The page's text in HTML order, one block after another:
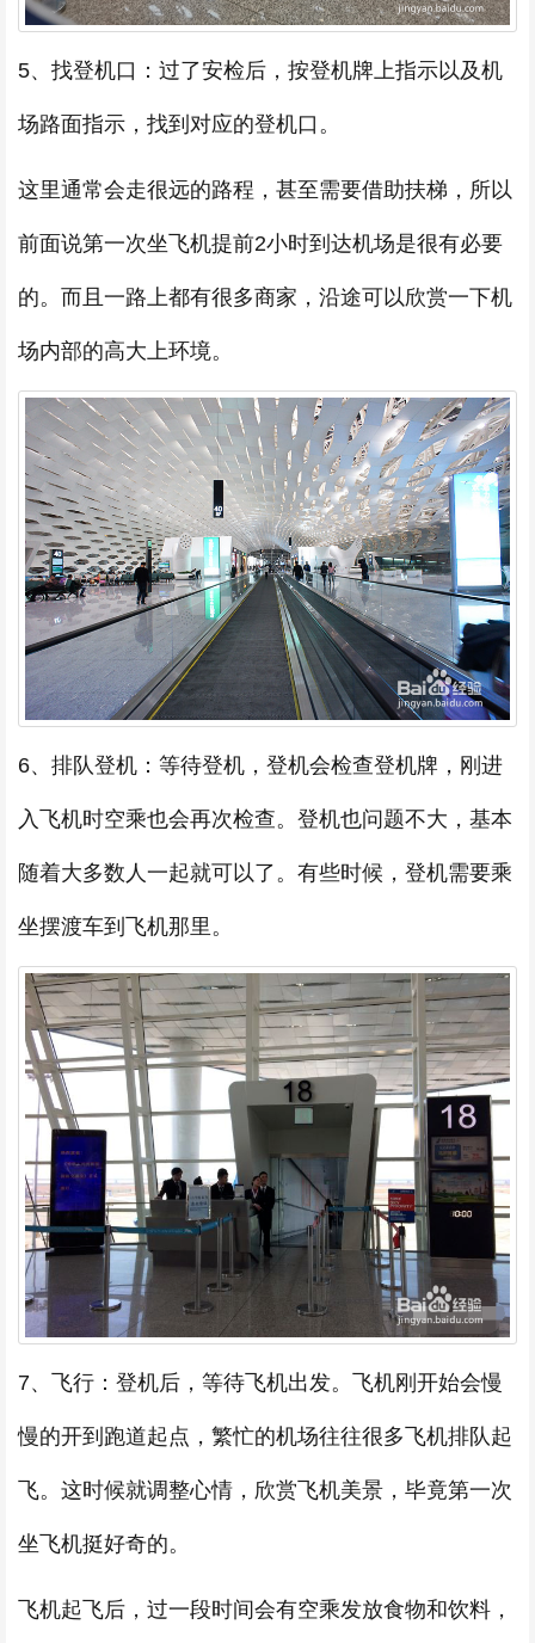
5、找登机口：过了安检后，按登机牌上指示以及机
场路面指示，找到对应的登机口。
这里通常会走很远的路程，甚至需要借助扶梯，所以
前面说第一次坐飞机提前2小时到达机场是很有必要
的。而且一路上都有很多商家，沿途可以欣赏一下机
场内部的高大上环境。
6、排队登机：等待登机，登机会检查登机牌，刚进
入飞机时空乘也会再次检查。登机也问题不大，基本
随着大多数人一起就可以了。有些时候，登机需要乘
坐摆渡车到飞机那里。
7、飞行：登机后，等待飞机出发。飞机刚开始会慢
慢的开到跑道起点，繁忙的机场往往很多飞机排队起
飞。这时候就调整心情，欣赏飞机美景，毕竟第一次
坐飞机挺好奇的。
飞机起飞后，过一段时间会有空乘发放食物和饮料，